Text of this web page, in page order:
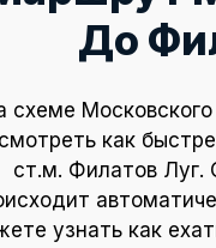
До
схеме
как
ст.м. Филатов Луг.
узнать как